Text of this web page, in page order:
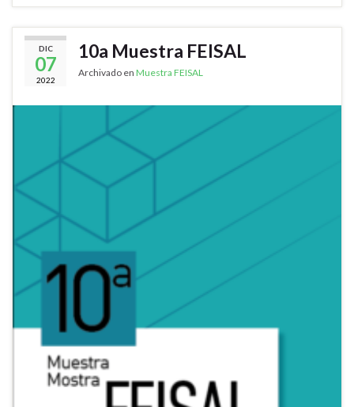
DIC
07
2022
10a Muestra FEISAL
Archivado en Muestra FEISAL